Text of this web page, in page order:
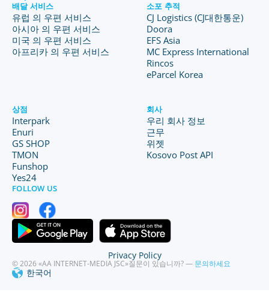
배달 서비스
유럽 의 우편 서비스
아시아 의 우편 서비스
미국 의 우편 서비스
아프리카 의 우편 서비스
소포 추적
CJ Logistics (CJ대한통운)
Doora
EFS Asia
MC Express International
Rincos
eParcel Korea
상점
Interpark
Enuri
GS SHOP
TMON
Funshop
Yes24
회사
우리 회사 정보
근무
위젯
Kosovo Post API
FOLLOW US
© 2026 «AA INTERNET-MEDIA JSC»질문이 있습니까? — 문의하세요
한국어
Privacy Policy